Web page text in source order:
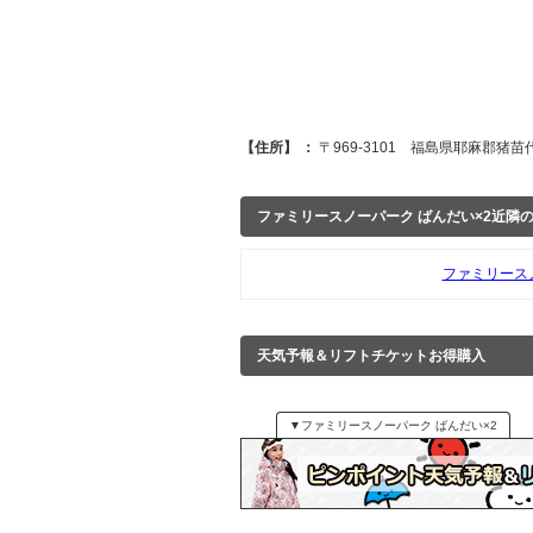
【住所】 ： 〒969-3101 福島県耶麻郡猪苗
ファミリースノーパーク ばんだい×2近隣
ファミリー
天気予報＆リフトチケットお得購入
▼ファミリースノーパーク ばんだい×2